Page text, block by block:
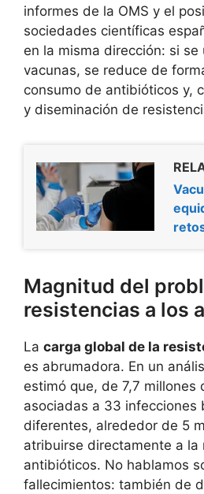
informes de la OMS y el
sociedades científicas
en la misma dirección: si se
vacunas, se reduce de
consumo de antibióticos y,
y diseminación de
Magnitud del
resistencias a los
La carga global de la
es abrumadora. En un
estimó que, de 7,7 millones
asociadas a 33 infecciones
diferentes, alrededor de 5
atribuirse directamente a la
antibióticos. No hablamos
fallecimientos: también de